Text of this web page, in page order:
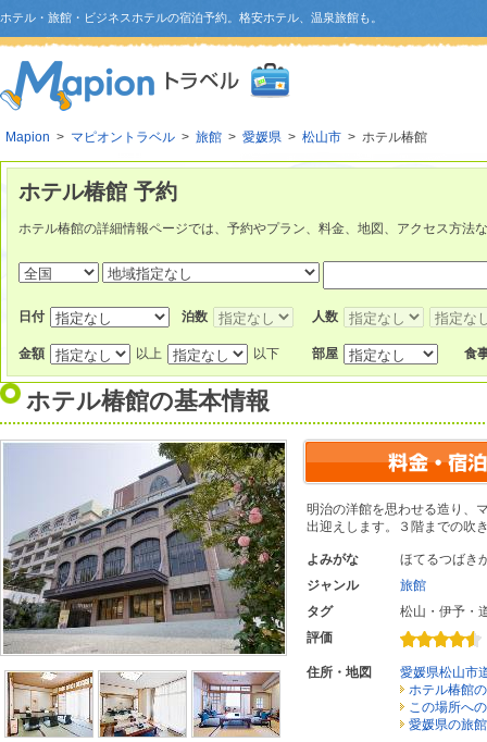
ホテル・旅館・ビジネスホテルの宿泊予約。格安ホテル、温泉旅館も。
Mapion > マピオントラベル > 旅館 > 愛媛県 > 松山市 > ホテル椿館
ホテル椿館 予約
ホテル椿館の詳細情報ページでは、予約やプラン、料金、地図、アクセス方法
日付 泊数 人数
金額 以上 以下 部屋 食
ホテル椿館の基本情報
明治の洋館を思わせる造り、
出迎えします。３階までの吹
よみがな
ほてるつばき
ジャンル
旅館
タグ
松山・伊予・
評価
住所・地図
愛媛県松山市
ホテル椿館
この場所へ
愛媛県の旅館